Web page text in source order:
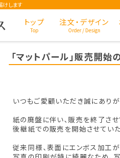
けします
トップ
Top
注文・デザイン
Order / Design
「マットパール」販売開始
いつもご愛顧いただき誠にありが
紙の廃盤に伴い、販売を終了させ
後継紙での販売を開始させていた
従来同様、表面にエンボス加工